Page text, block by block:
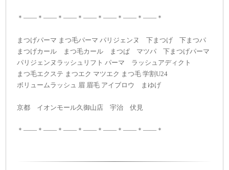
＊——＊——＊——＊——＊——＊——＊——＊
まつげパーマ まつ毛パーマ パリジェンヌ 下まつげ 下まつパ
まつげカール まつ毛カール まつぱ マツパ 下まつげパーマ
パリジェンヌラッシュリフト パーマ ラッシュアディクト
まつ毛エクステ まつエク マツエク まつ毛 学割U24
ボリュームラッシュ 眉 眉毛 アイブロウ まゆげ
京都 イオンモール久御山店 宇治 伏見
＊——＊——＊——＊——＊——＊——＊——＊